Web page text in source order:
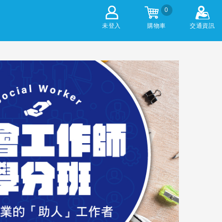
未登入
0
購物車 交通資訊